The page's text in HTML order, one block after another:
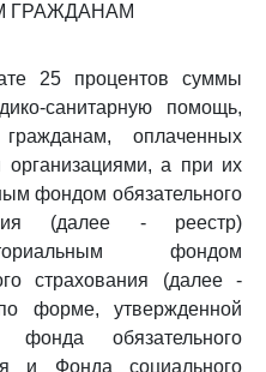
ГРАЖДАНАМ
25 процентов суммы
санитарную помощь,
оплаченных
организациями, а при их
фондом обязательного
(далее - реестр)
фондом
страхования (далее -
форме, утвержденной
фонда обязательного
и Фонда социального